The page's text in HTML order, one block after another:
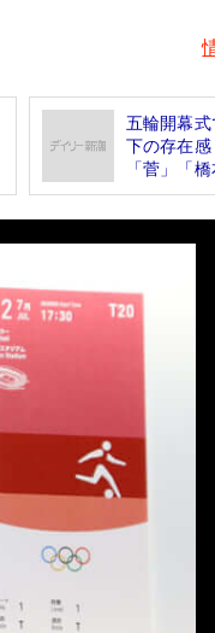
五輪開幕
下の存在
「菅」「